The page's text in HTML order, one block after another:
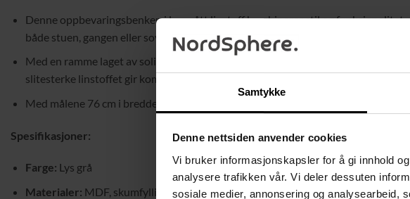
Samtykke
Denne nettsiden anvender cookies
Vi bruker informasjonskapsler for å gi innhold
analysere trafikken vår. Vi deler dessuten
sosiale medier, annonsering og analysearbeid,
Denne oppbevaringsbenken i lys grått linstoff kombinerer stil og funksjonalitet
både stuen, gangen eller soverommet, hvor den gir både praktisk
Med en ramme laget av solid MDF (Medium Density Fiberboard) kan denne
slitesterke linstoffet gir komfortabel sittekomfort, samtidig som den har et
Med målene 76 cm i bredde, 38 cm i dybde og 38 cm i høyde, er denne
Spesifikasjoner:
Farge: Lys grå
Materialer: MDF, skumfylling, linstoff